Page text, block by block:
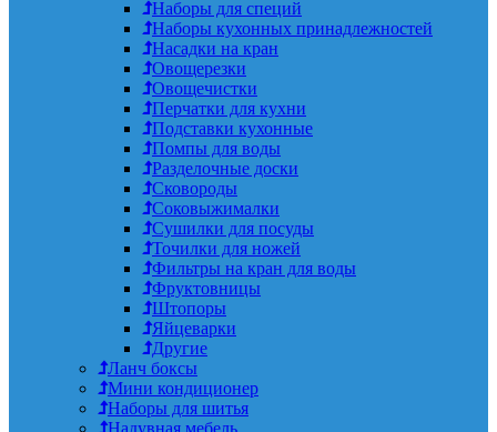
Наборы для специй
Наборы кухонных принадлежностей
Насадки на кран
Овощерезки
Овощечистки
Перчатки для кухни
Подставки кухонные
Помпы для воды
Разделочные доски
Сковороды
Соковыжималки
Сушилки для посуды
Точилки для ножей
Фильтры на кран для воды
Фруктовницы
Штопоры
Яйцеварки
Другие
Ланч боксы
Мини кондиционер
Наборы для шитья
Надувная мебель